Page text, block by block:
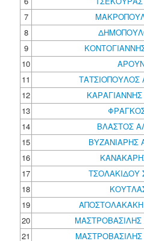
7
8
9
10
11
12
13
14
ΒΛΑΣΤΟΣ
15
ΒΥΖΑΝΙΑΡΗΣ
16
17
ΤΣΟΛΑΚΙΔΟΥ
18
19
20
21